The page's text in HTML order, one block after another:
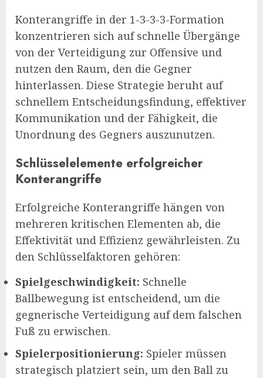
Konterangriffe in der 1-3-3-3-Formation
konzentrieren sich auf schnelle Übergänge
von der Verteidigung zur Offensive und
nutzen den Raum, den die Gegner
hinterlassen. Diese Strategie beruht auf
schnellem Entscheidungsfindung, effektiver
Kommunikation und der Fähigkeit, die
Unordnung des Gegners auszunutzen.
Schlüsselelemente erfolgreicher
Konterangriffe
Erfolgreiche Konterangriffe hängen von
mehreren kritischen Elementen ab, die
Effektivität und Effizienz gewährleisten. Zu
den Schlüsselfaktoren gehören:
Spielgeschwindigkeit: Schnelle
Ballbewegung ist entscheidend, um die
gegnerische Verteidigung auf dem falschen
Fuß zu erwischen.
Spielerpositionierung: Spieler müssen
strategisch platziert sein, um den Ball zu